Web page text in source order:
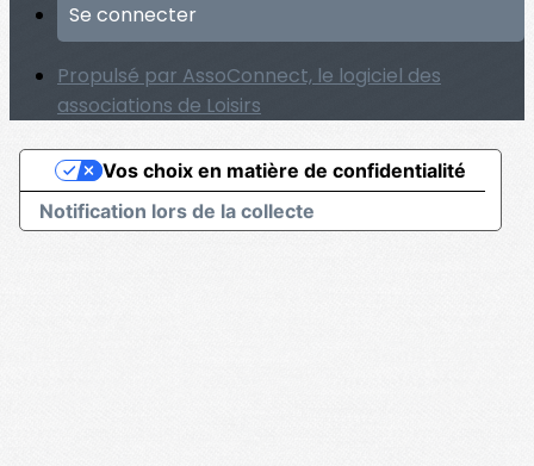
Se connecter
Propulsé par AssoConnect, le logiciel des
associations de Loisirs
Notification lors de la collecte
Vos choix en matière de confidentialité